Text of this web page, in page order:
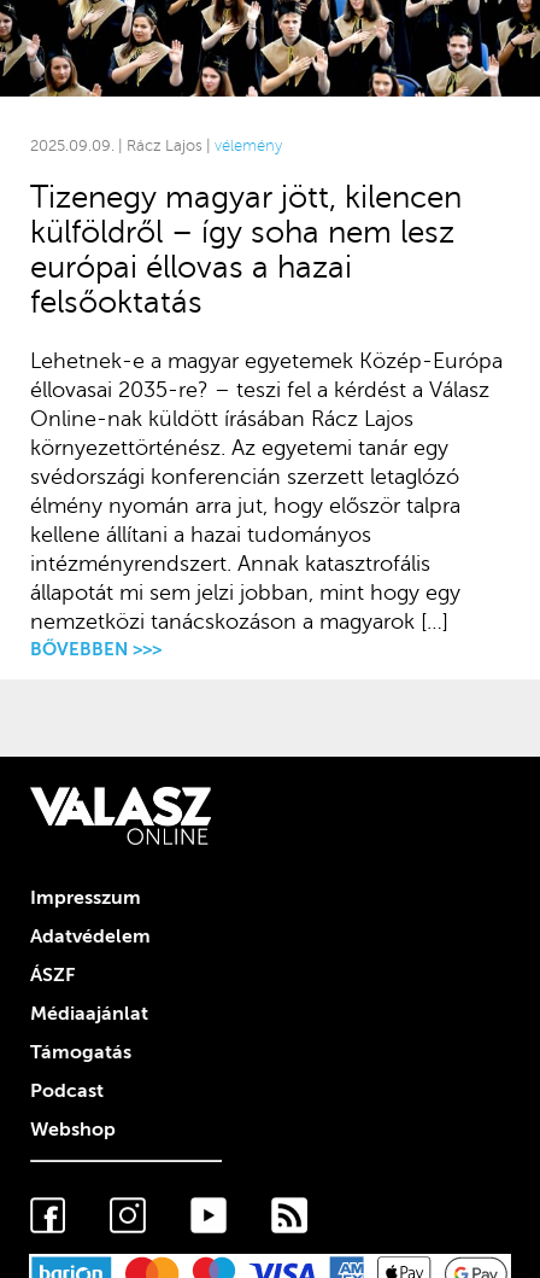
2025.09.09. | Rácz Lajos | vélemény
Tizenegy magyar jött, kilencen
külföldről – így soha nem lesz
európai éllovas a hazai
felsőoktatás
Lehetnek-e a magyar egyetemek Közép-Európa
éllovasai 2035-re? – teszi fel a kérdést a Válasz
Online-nak küldött írásában Rácz Lajos
környezettörténész. Az egyetemi tanár egy
svédországi konferencián szerzett letaglózó
élmény nyomán arra jut, hogy először talpra
kellene állítani a hazai tudományos
intézményrendszert. Annak katasztrofális
állapotát mi sem jelzi jobban, mint hogy egy
nemzetközi tanácskozáson a magyarok […]
BŐVEBBEN >>>
Impresszum
Adatvédelem
ÁSZF
Médiaajánlat
Támogatás
Podcast
Webshop